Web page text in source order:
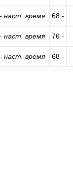
- наст. время 68 -
- наст. время 76 -
- наст. время 68 -